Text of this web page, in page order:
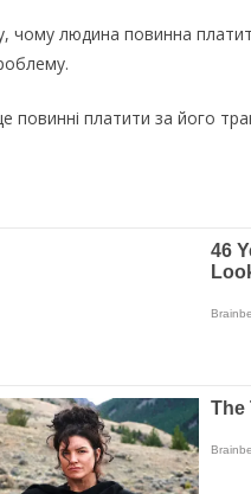
людина повинна
повинні платити за його